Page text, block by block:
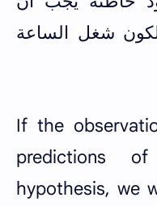
شغل الساعة
If the
predictions
hypothesis, we